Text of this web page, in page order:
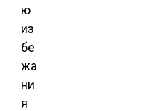
ю
из
бе
жа
ни
я